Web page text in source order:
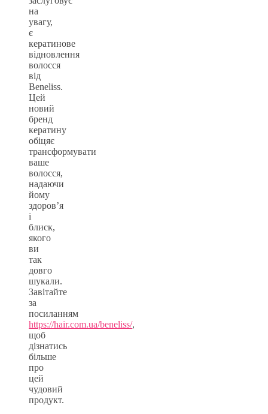
на
увагу,
є
кератинове
відновлення
волосся
від
Beneliss.
Цей
новий
бренд
кератину
обіцяє
трансформувати
ваше
волосся,
надаючи
йому
здоров’я
і
блиск,
якого
ви
так
довго
шукали.
Завітайте
за
посиланням
https://hair.com.ua/beneliss/,
щоб
дізнатись
більше
про
цей
чудовий
продукт.